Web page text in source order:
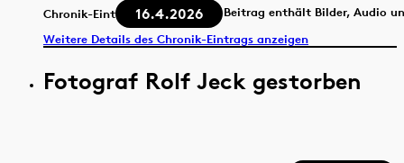
Chronik-Eintrag 16.4.2026
Beitrag enthält Bilder, Audio
Weitere Details des Chronik-Eintrags anzeigen
Fotograf Rolf Jeck gestorben